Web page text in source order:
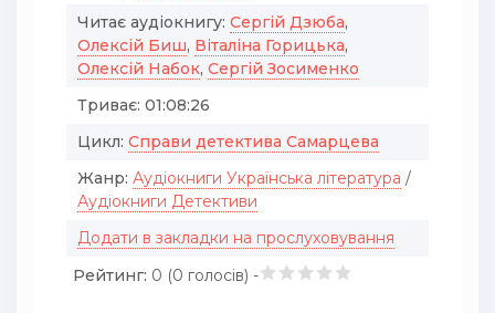
Читає аудіокнигу: Сергій Дзюба,
Олексій Биш, Віталіна Горицька,
Олексій Набок, Сергій Зосименко
Триває: 01:08:26
Цикл: Справи детектива Самарцева
Жанр: Аудіокниги Українська література /
Аудіокниги Детективи
Додати в закладки на прослуховування
Рейтинг: 0 (0 голосів) -